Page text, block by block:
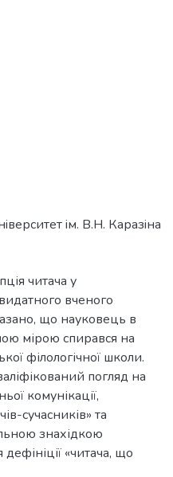
iм. В.Н. Каразiна
читача у
вченого
що науковець в
мірою спирався на
філологічної школи.
погляд на
комунікації,
сучасників» та
знахідкою
«читача, що